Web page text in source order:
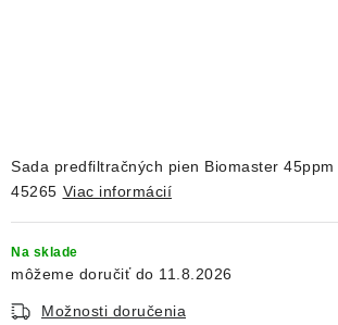
VÝPREDAJ
O nás Doprava a platba Kontakty
Moja objednávka
Sada predfiltračných pien Biomaster 45ppm
45265 Viac informácií
Na sklade
11.8.2026
Možnosti doručenia